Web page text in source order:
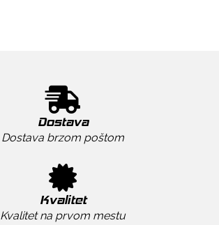
Dostava
Dostava brzom poštom
Kvalitet
Kvalitet na prvom mestu